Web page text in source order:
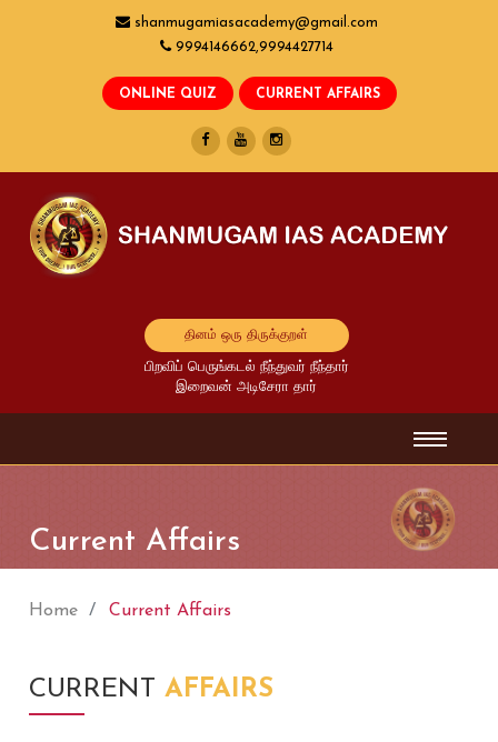
shanmugamiasacademy@gmail.com
9994146662,9994427714
தினம் ஒரு திருக்குறள்
பிறவிப் பெருங்கடல் நீந்துவர் நீந்தார்
இறைவன் அடிசேரா தார்
Current Affairs
Home Current Affairs
CURRENTAFFAIRS